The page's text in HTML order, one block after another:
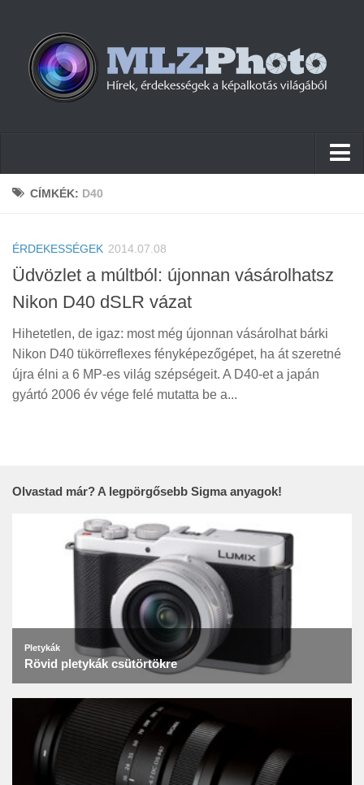
Hírek
Cikkek
Szoftver
Firmware
Tudástár
Tanácsok
Érdekességek
CÍMKÉK: D40
ÉRDEKESSÉGEK 2014.07.08
Üdvözlet a múltból: újonnan vásárolhatsz
Nikon D40 dSLR vázat
Hihetetlen, de igaz: most még újonnan vásárolhat bárki
Nikon D40 tükörreflexes fényképezőgépet, ha át szeretné
újra élni a 6 MP-es világ szépségeit. A D40-et a japán
gyártó 2006 év vége felé mutatta be a...
Olvastad már? A legpörgősebb Sigma anyagok!